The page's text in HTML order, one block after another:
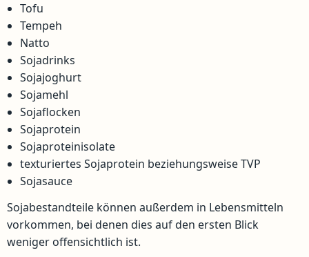
Tofu
Tempeh
Natto
Sojadrinks
Sojajoghurt
Sojamehl
Sojaflocken
Sojaprotein
Sojaproteinisolate
texturiertes Sojaprotein beziehungsweise TVP
Sojasauce
Sojabestandteile können außerdem in Lebensmitteln
vorkommen, bei denen dies auf den ersten Blick
weniger offensichtlich ist.